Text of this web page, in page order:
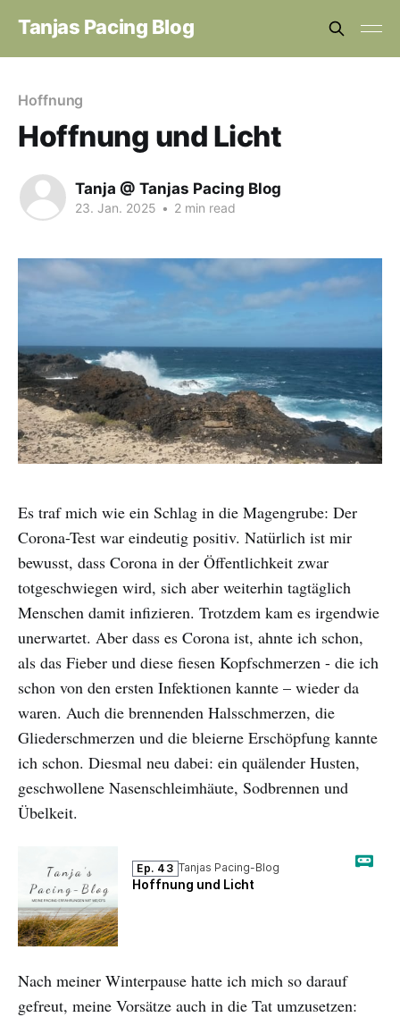
Tanjas Pacing Blog
Hoffnung
Hoffnung und Licht
Tanja @ Tanjas Pacing Blog
23. Jan. 2025 • 2 min read
Es traf mich wie ein Schlag in die Magengrube: Der
Corona-Test war eindeutig positiv. Natürlich ist mir
bewusst, dass Corona in der Öffentlichkeit zwar
totgeschwiegen wird, sich aber weiterhin tagtäglich
Menschen damit infizieren. Trotzdem kam es irgendwie
unerwartet. Aber dass es Corona ist, ahnte ich schon,
als das Fieber und diese fiesen Kopfschmerzen - die ich
schon von den ersten Infektionen kannte – wieder da
waren. Auch die brennenden Halsschmerzen, die
Gliederschmerzen und die bleierne Erschöpfung kannte
ich schon. Diesmal neu dabei: ein quälender Husten,
geschwollene Nasenschleimhäute, Sodbrennen und
Übelkeit.
Nach meiner Winterpause hatte ich mich so darauf
gefreut, meine Vorsätze auch in die Tat umzusetzen: